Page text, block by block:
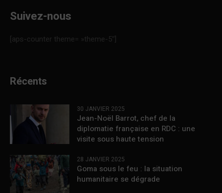
Suivez-nous
[aps-counter theme= »theme-5″]
Récents
30 JANVIER 2025
Jean-Noël Barrot, chef de la
diplomatie française en RDC : une
visite sous haute tension
28 JANVIER 2025
Goma sous le feu : la situation
humanitaire se dégrade